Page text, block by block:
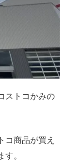
ストコかみの
コ商品が買え
す。